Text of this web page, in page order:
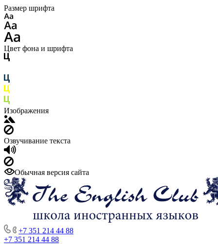
Размер шрифта
Цвет фона и шрифта
Изображения
Озвучивание текста
Обычная версия сайта
+7 351 214 44 88
+7 351 214 44 88